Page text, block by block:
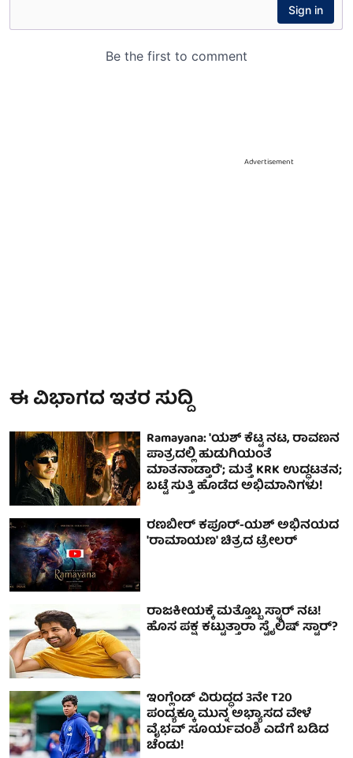
Advertisement
ಈ ವಿಭಾಗದ ಇತರ ಸುದ್ದಿ
Ramayana: 'ಯಶ್‌ ಕೆಟ್ಟ ನಟ, ರಾವಣನ
ಪಾತ್ರದಲ್ಲಿ ಹುಡುಗಿಯಂತೆ
ಮಾತನಾಡ್ತಾರೆ'; ಮತ್ತೆ KRK ಉದ್ಧಟತನ;
ಬಟ್ಟೆ ಸುತ್ತಿ ಹೊಡೆದ ಅಭಿಮಾನಿಗಳು!
ರಣಬೀರ್ ಕಪೂರ್-ಯಶ್ ಅಭಿನಯದ
'ರಾಮಾಯಣ' ಚಿತ್ರದ ಟ್ರೇಲರ್
ರಾಜಕೀಯಕ್ಕೆ ಮತ್ತೊಬ್ಬ ಸ್ಟಾರ್ ನಟ!
ಹೊಸ ಪಕ್ಷ ಕಟ್ಟುತ್ತಾರಾ ಸ್ಟೈಲಿಷ್ ಸ್ಟಾರ್?
ಇಂಗ್ಲೆಂಡ್ ವಿರುದ್ಧದ 3ನೇ T20
ಪಂದ್ಯಕ್ಕೂ ಮುನ್ನ ಅಭ್ಯಾಸದ ವೇಳೆ
ವೈಭವ್ ಸೂರ್ಯವಂಶಿ ಎದೆಗೆ ಬಡಿದ
ಚೆಂಡು!